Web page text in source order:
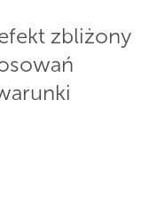
zbliżony